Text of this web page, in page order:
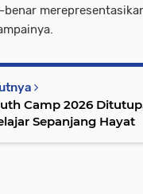
Camp 2026
Sepanjang Hayat